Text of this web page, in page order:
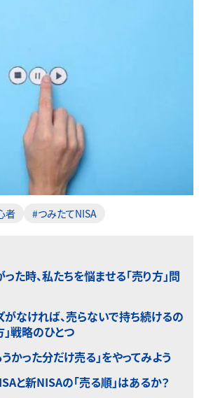
者 #つみたてNISA
た時、私たちを悩ませる「売り方」問
なければ、売らないで持ち続けるの
戦略のひとつ
かった分だけ売る」をやってみよう
と新NISAの「売る順」はあるか？